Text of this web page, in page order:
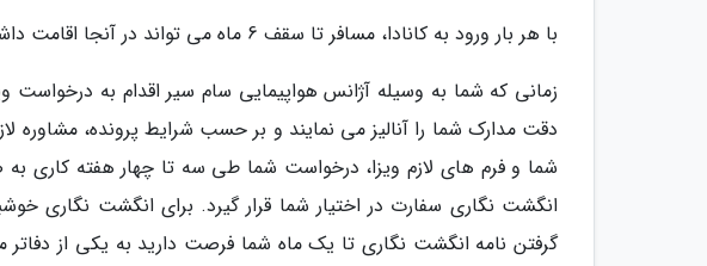
با هر بار ورود به کانادا، مسافر تا سقف 6 ماه می تواند در آنجا اقامت داشته باشد.
زمانی که شما به وسیله آژانس هواپیمایی سام سیر اقدام به درخواست
دقت مدارک شما را آنالیز می نمایند و بر حسب شرایط پرونده،
شما و فرم های لازم ویزا، درخواست شما طی سه تا چهار هفته کاری
انگشت نگاری سفارت در اختیار شما قرار گیرد. برای انگشت نگاری
گرفتن نامه انگشت نگاری تا یک ماه شما فرصت دارید به یکی از دفاتر